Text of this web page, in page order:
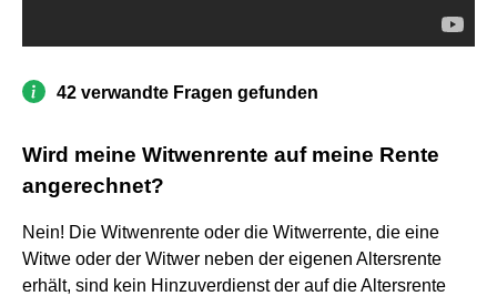
42 verwandte Fragen gefunden
Wird meine Witwenrente auf meine Rente
angerechnet?
Nein! Die Witwenrente oder die Witwerrente, die eine
Witwe oder der Witwer neben der eigenen Altersrente
erhält, sind kein Hinzuverdienst der auf die Altersrente